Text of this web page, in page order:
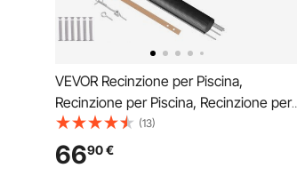
VEVOR Recinzione per Piscina,
Recinzione per Piscina, Recinzione per
Piscina di Sicurezza per Bambini
Rimovibile, Recinzione per Piscina in PVC
Teslin da 340 g Protegge Animali
(13)
6690€